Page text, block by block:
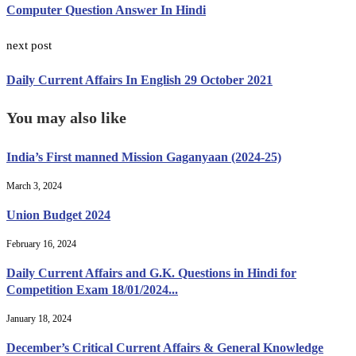
Computer Question Answer In Hindi
next post
Daily Current Affairs In English 29 October 2021
You may also like
India’s First manned Mission Gaganyaan (2024-25)
March 3, 2024
Union Budget 2024
February 16, 2024
Daily Current Affairs and G.K. Questions in Hindi for
Competition Exam 18/01/2024...
January 18, 2024
December’s Critical Current Affairs & General Knowledge